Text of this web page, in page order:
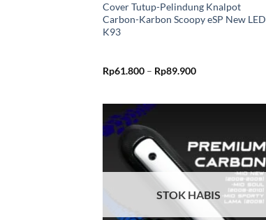
Cover Tutup-Pelindung Knalpot
Carbon-Karbon Scoopy eSP New LED
K93
Rp61.800 – Rp89.900Rentang
Tambahkan
ke Wishlist
STOK HABIS